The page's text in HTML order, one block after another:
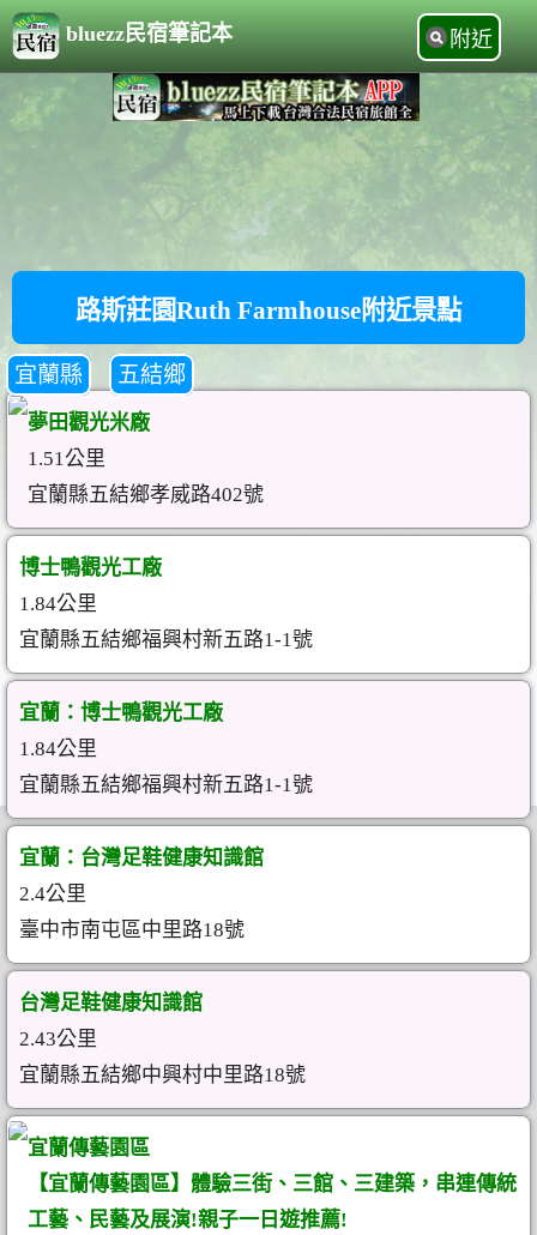
bluezz民宿筆記本 附近
路斯莊園Ruth Farmhouse附近景點
宜蘭縣 五結鄉
夢田觀光米廠
1.51公里
宜蘭縣五結鄉孝威路402號
博士鴨觀光工廠
1.84公里
宜蘭縣五結鄉福興村新五路1-1號
宜蘭：博士鴨觀光工廠
1.84公里
宜蘭縣五結鄉福興村新五路1-1號
宜蘭：台灣足鞋健康知識館
2.4公里
臺中市南屯區中里路18號
台灣足鞋健康知識館
2.43公里
宜蘭縣五結鄉中興村中里路18號
宜蘭傳藝園區
【宜蘭傳藝園區】體驗三街、三館、三建築，串連傳統
工藝、民藝及展演!親子一日遊推薦!